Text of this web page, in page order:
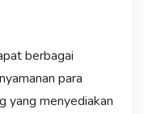
berbagai
para
yang menyediakan